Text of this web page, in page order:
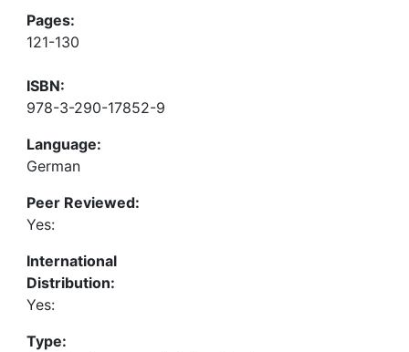
Pages:
121-130
ISBN:
978-3-290-17852-9
Language:
German
Peer Reviewed:
Yes:
International
Distribution:
Yes:
Type: